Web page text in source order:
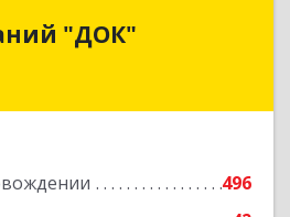
"ДОК"
496
компаний "ДОК"
обл, Киров г, Горького ул,